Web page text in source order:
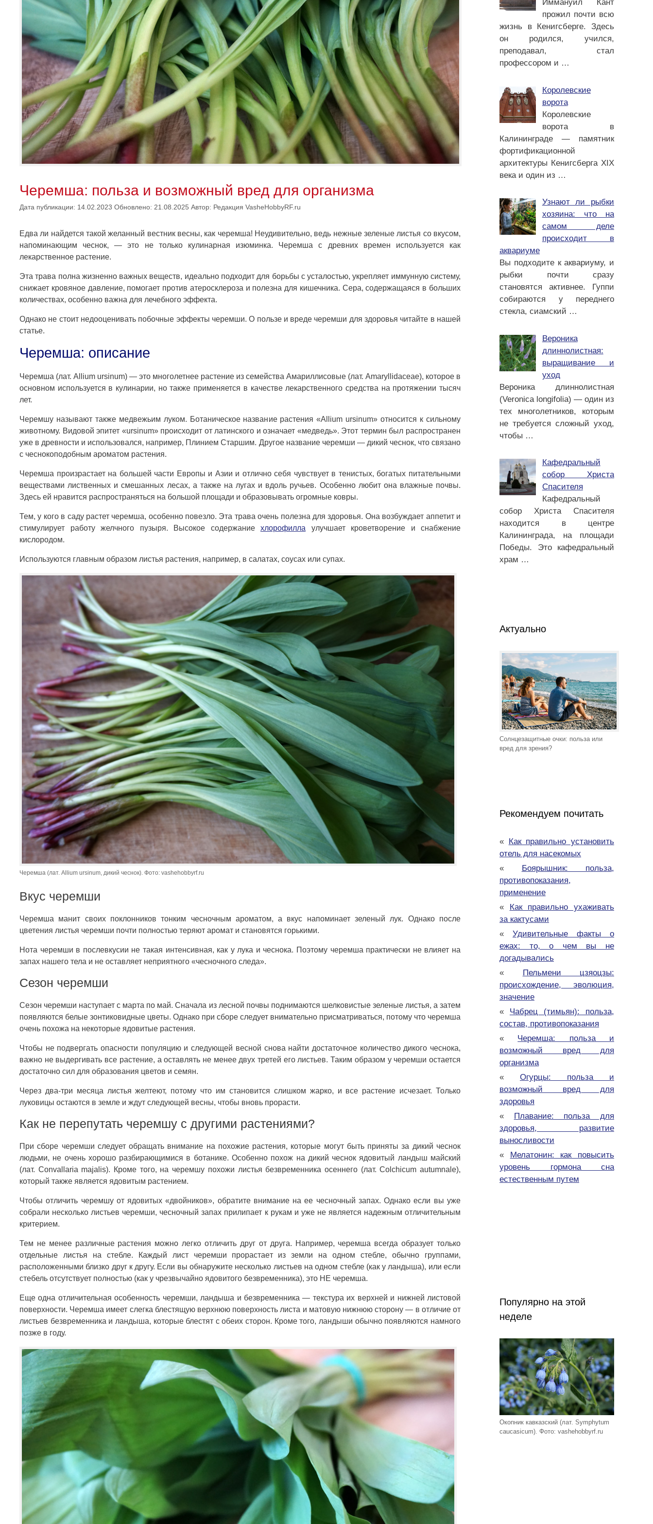
Черемша: польза и возможный вред для организма
Дата публикации: 14.02.2023 Обновлено: 21.08.2025 Автор: Редакция VasheHobbyRF.ru
Едва ли найдется такой желанный вестник весны, как черемша! Неудивительно, ведь нежные зеленые листья со вкусом,
напоминающим чеснок, — это не только кулинарная изюминка. Черемша с древних времен используется как
лекарственное растение.
Эта трава полна жизненно важных веществ, идеально подходит для борьбы с усталостью, укрепляет иммунную систему,
снижает кровяное давление, помогает против атеросклероза и полезна для кишечника. Сера, содержащаяся в больших
количествах, особенно важна для лечебного эффекта.
Однако не стоит недооценивать побочные эффекты черемши. О пользе и вреде черемши для здоровья читайте в нашей
статье.
Черемша: описание
Черемша (лат. Allium ursinum) — это многолетнее растение из семейства Амариллисовые (лат. Amaryllidaceae), которое в
основном используется в кулинарии, но также применяется в качестве лекарственного средства на протяжении тысяч
лет.
Черемшу называют также медвежьим луком. Ботаническое название растения «Allium ursinum» относится к сильному
животному. Видовой эпитет «ursinum» происходит от латинского и означает «медведь». Этот термин был распространен
уже в древности и использовался, например, Плинием Старшим. Другое название черемши — дикий чеснок, что связано
с чеснокоподобным ароматом растения.
Черемша произрастает на большей части Европы и Азии и отлично себя чувствует в тенистых, богатых питательными
веществами лиственных и смешанных лесах, а также на лугах и вдоль ручьев. Особенно любит она влажные почвы.
Здесь ей нравится распространяться на большой площади и образовывать огромные ковры.
Тем, у кого в саду растет черемша, особенно повезло. Эта трава очень полезна для здоровья. Она возбуждает аппетит и
стимулирует работу желчного пузыря. Высокое содержание хлорофилла улучшает кроветворение и снабжение
кислородом.
Используются главным образом листья растения, например, в салатах, соусах или супах.
Черемша (лат. Allium ursinum, дикий чеснок). Фото: vashehobbyrf.ru
Вкус черемши
Черемша манит своих поклонников тонким чесночным ароматом, а вкус напоминает зеленый лук. Однако после
цветения листья черемши почти полностью теряют аромат и становятся горькими.
Нота черемши в послевкусии не такая интенсивная, как у лука и чеснока. Поэтому черемша практически не влияет на
запах нашего тела и не оставляет неприятного «чесночного следа».
Сезон черемши
Сезон черемши наступает с марта по май. Сначала из лесной почвы поднимаются шелковистые зеленые листья, а затем
появляются белые зонтиковидные цветы. Однако при сборе следует внимательно присматриваться, потому что черемша
очень похожа на некоторые ядовитые растения.
Чтобы не подвергать опасности популяцию и следующей весной снова найти достаточное количество дикого чеснока,
важно не выдергивать все растение, а оставлять не менее двух третей его листьев. Таким образом у черемши остается
достаточно сил для образования цветов и семян.
Через два-три месяца листья желтеют, потому что им становится слишком жарко, и все растение исчезает. Только
луковицы остаются в земле и ждут следующей весны, чтобы вновь прорасти.
Как не перепутать черемшу с другими растениями?
При сборе черемши следует обращать внимание на похожие растения, которые могут быть приняты за дикий чеснок
людьми, не очень хорошо разбирающимися в ботанике. Особенно похож на дикий чеснок ядовитый ландыш майский
(лат. Convallaria majalis). Кроме того, на черемшу похожи листья безвременника осеннего (лат. Colchicum autumnale),
который также является ядовитым растением.
Чтобы отличить черемшу от ядовитых «двойников», обратите внимание на ее чесночный запах. Однако если вы уже
собрали несколько листьев черемши, чесночный запах прилипает к рукам и уже не является надежным отличительным
критерием.
Тем не менее различные растения можно легко отличить друг от друга. Например, черемша всегда образует только
отдельные листья на стебле. Каждый лист черемши прорастает из земли на одном стебле, обычно группами,
расположенными близко друг к другу. Если вы обнаружите несколько листьев на одном стебле (как у ландыша), или если
стебель отсутствует полностью (как у чрезвычайно ядовитого безвременника), это НЕ черемша.
Еще одна отличительная особенность черемши, ландыша и безвременника — текстура их верхней и нижней листовой
поверхности. Черемша имеет слегка блестящую верхнюю поверхность листа и матовую нижнюю сторону — в отличие от
листьев безвременника и ландыша, которые блестят с обеих сторон. Кроме того, ландыши обычно появляются намного
позже в году.
Иммануил Кант
прожил почти всю
жизнь в Кенигсберге. Здесь
он родился, учился,
преподавал, стал
профессором и …
Королевские
ворота
Королевские
ворота в
Калининграде — памятник
фортификационной
архитектуры Кенигсберга XIX
века и один из …
Узнают ли рыбки
хозяина: что на
самом деле
происходит в
аквариуме
Вы подходите к аквариуму, и
рыбки почти сразу
становятся активнее. Гуппи
собираются у переднего
стекла, сиамский …
Вероника
длиннолистная:
выращивание и
уход
Вероника длиннолистная
(Veronica longifolia) — один из
тех многолетников, которым
не требуется сложный уход,
чтобы …
Кафедральный
собор Христа
Спасителя
Кафедральный
собор Христа Спасителя
находится в центре
Калининграда, на площади
Победы. Это кафедральный
храм …
Актуально
Солнцезащитные очки: польза или
вред для зрения?
Рекомендуем почитать
«
Как правильно установить
отель для насекомых
«
Боярышник: польза,
противопоказания,
применение
«
Как правильно ухаживать
за кактусами
« Удивительные факты о
ежах: то, о чем вы не
догадывались
«
Пельмени цзяоцзы:
происхождение, эволюция,
значение
« Чабрец (тимьян): польза,
состав, противопоказания
« Черемша: польза и
возможный вред для
организма
« Огурцы: польза и
возможный вред для
здоровья
«
Плавание: польза для
здоровья, развитие
выносливости
«
Мелатонин: как повысить
уровень гормона сна
естественным путем
Популярно на этой
неделе
Окопник кавказский (лат. Symphytum
caucasicum). Фото: vashehobbyrf.ru